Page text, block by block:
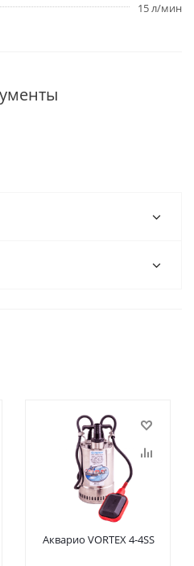
15 л/мин
Акварио VORTEX 4-4SS